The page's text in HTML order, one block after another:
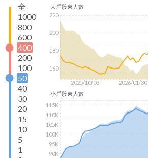
1
5
10
15
20
30
40
50
100
200
400
600
800
1000
全 大戶股東人數
2025/10/03 2026/01/30
220
200
180
160
小戶股東人數
115K
110K
105K
100K
95K
90K